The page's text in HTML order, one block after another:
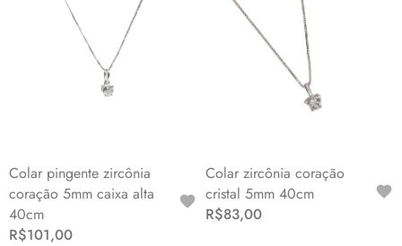
Colar pingente zircônia
coração 5mm caixa alta
40cm
R$101,00
Colar zircônia coração
cristal 5mm 40cm
R$83,00